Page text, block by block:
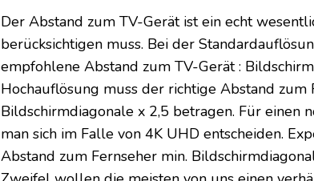
Der Abstand zum TV-Gerät ist ein echt
berücksichtigen muss. Bei der
empfohlene Abstand zum TV-Gerät :
Hochauflösung muss der richtige Abstand zum
Bildschirmdiagonale x 2,5 betragen. Für einen
man sich im Falle von 4K UHD entscheiden.
Abstand zum Fernseher min.